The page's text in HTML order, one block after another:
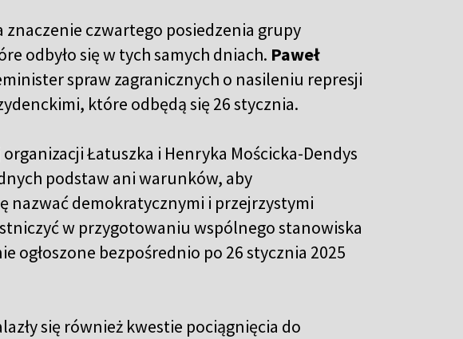
znaczenie czwartego posiedzenia grupy
odbyło się w tych samych dniach. Paweł
spraw zagranicznych o nasileniu represji
które odbędą się 26 stycznia.
Łatuszka i Henryka Mościcka-Dendys
podstaw ani warunków, aby
nazwać demokratycznymi i przejrzystymi
w przygotowaniu wspólnego stanowiska
ogłoszone bezpośrednio po 26 stycznia 2025
się również kwestie pociągnięcia do